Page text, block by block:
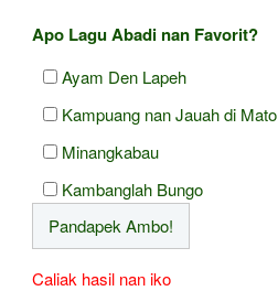
Apo Lagu Abadi nan Favorit?
Ayam Den Lapeh
Kampuang nan Jauah di Mato
Minangkabau
Kambanglah Bungo
Caliak hasil nan iko